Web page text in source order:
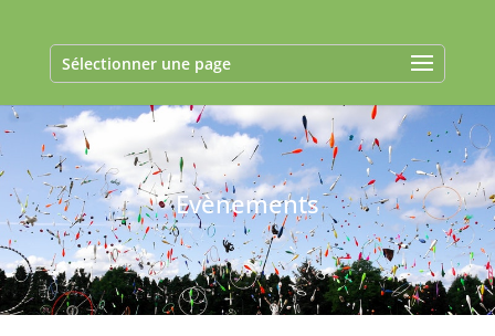
Sélectionner une page
Evènements